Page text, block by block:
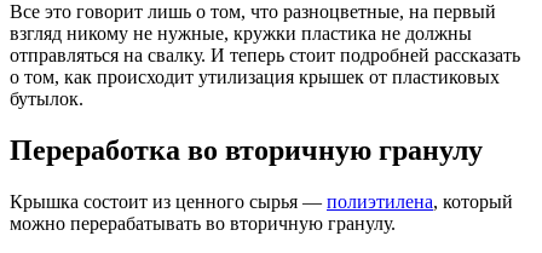
Все это говорит лишь о том, что разноцветные, на первый
взгляд никому не нужные, кружки пластика не должны
отправляться на свалку. И теперь стоит подробней рассказать
о том, как происходит утилизация крышек от пластиковых
бутылок.
Переработка во вторичную гранулу
Крышка состоит из ценного сырья — полиэтилена, который
можно перерабатывать во вторичную гранулу.